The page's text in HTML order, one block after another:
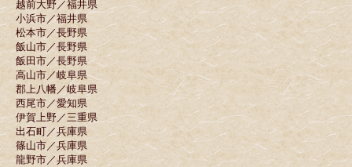
越前大野／福井県
小浜市／福井県
松本市／長野県
飯山市／長野県
飯田市／長野県
高山市／岐阜県
郡上八幡／岐阜県
西尾市／愛知県
伊賀上野／三重県
出石町／兵庫県
篠山市／兵庫県
龍野市／兵庫県